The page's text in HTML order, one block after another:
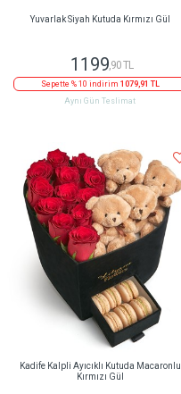
Yuvarlak Siyah Kutuda Kırmızı Gül
1199,90 TL
Sepette % 10 indirim 1079,91 TL
Aynı Gün Teslimat
Kadife Kalpli Ayıcıklı Kutuda Macaronlu
Kırmızı Gül